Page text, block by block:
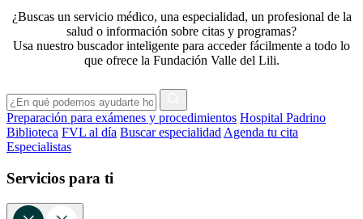
¿Buscas un servicio médico, una especialidad, un profesional de la
salud o información sobre citas y programas?
Usa nuestro buscador inteligente para acceder fácilmente a todo lo
que ofrece la Fundación Valle del Lili.
Preparación para exámenes y procedimientos Hospital Padrino
Biblioteca FVL al día Buscar especialidad Agenda tu cita
Especialistas
Servicios para ti